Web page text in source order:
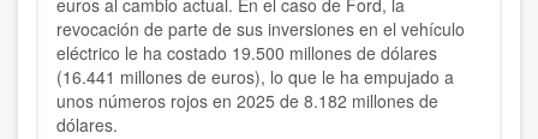
euros al cambio actual. En el caso de Ford, la
revocación de parte de sus inversiones en el vehículo
eléctrico le ha costado 19.500 millones de dólares
(16.441 millones de euros), lo que le ha empujado a
unos números rojos en 2025 de 8.182 millones de
dólares.